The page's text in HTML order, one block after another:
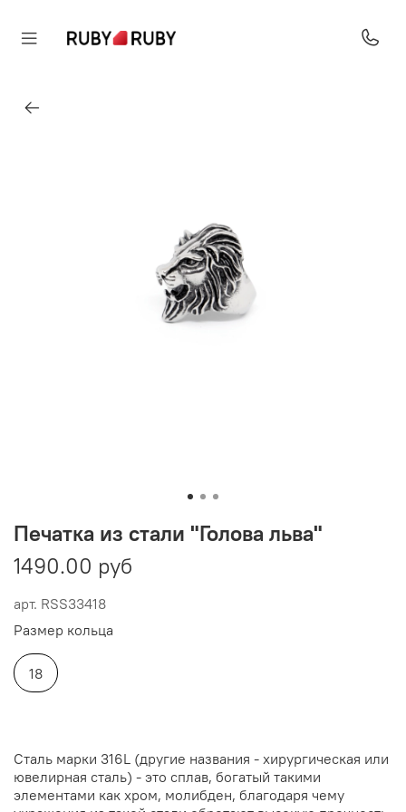
арт. RSS33418
Печатка из стали "Голова льва"
1490.00 руб
Размер кольца
18
Сталь марки 316L (другие названия - хирургическая или
ювелирная сталь) - это сплав, богатый такими
элементами как хром, молибден, благодаря чему